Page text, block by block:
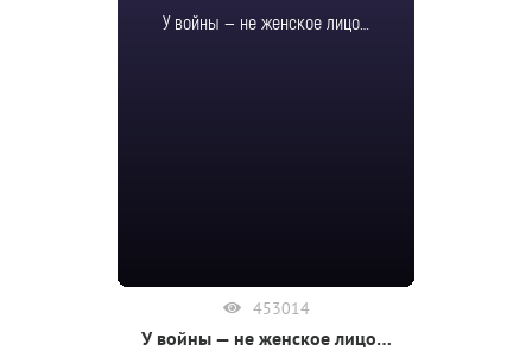
У войны — не женское лицо…
453014
У войны — не женское лицо…